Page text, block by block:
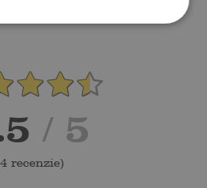
/ 5
4 recenzie)